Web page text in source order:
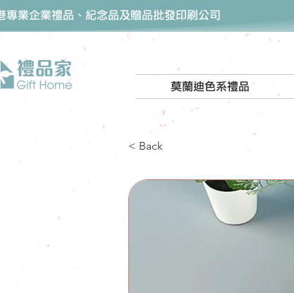
專業企業禮品、紀念品及贈品批發印刷公司
莫蘭迪色系禮品
< Back